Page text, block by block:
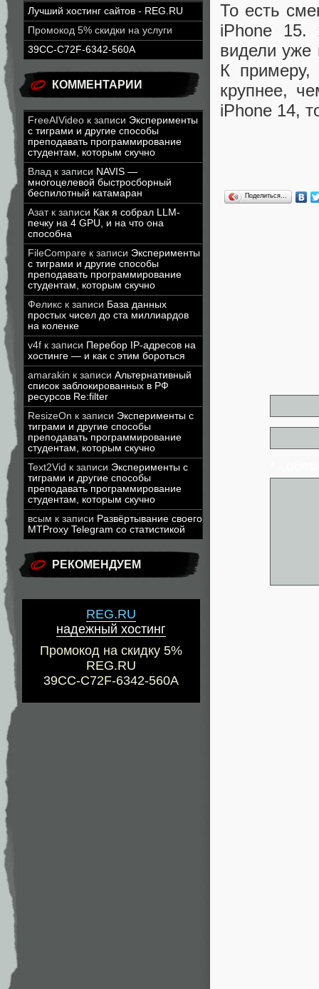
Лучший хостинг сайтов - REG.RU
Промокод 5% скидки на услуги
39CC-C72F-6342-560A
КОММЕНТАРИИ
FreeAIVideo к записи Эксперименты
с тиграми и другие способы
преподавать программирование
студентам, которым скучно
Влад к записи NAVIS —
многоцелевой быстросборный
беспилотный катамаран
Азатк записи Как я собрал LLM-
печку на 4 GPU, и на что она
способна
FileCompare к записи Эксперименты
с тиграми и другие способы
преподавать программирование
студентам, которым скучно
Феликс к записи База данных
простых чисел до ста миллиардов
на коленке
v4f к записи Перебор IP-адресов на
хостинге — и как с этим бороться
amarakin к записи Альтернативный
список заблокированных в РФ
ресурсов Re:filter
ResizeOn к записи Эксперименты с
тиграми и другие способы
преподавать программирование
студентам, которым скучно
Text2Vid к записи Эксперименты с
тиграми и другие способы
преподавать программирование
студентам, которым скучно
всым к записи Развёртывание своего
MTProxy Telegram со статистикой
РЕКОМЕНДУЕМ
REG.RU
надежный хостинг
Промокод на скидку 5%
REG.RU
39CC-C72F-6342-560A
То есть
iPhone 15.
видели уже
К
крупнее,
iPhone 14,
Поделиться…